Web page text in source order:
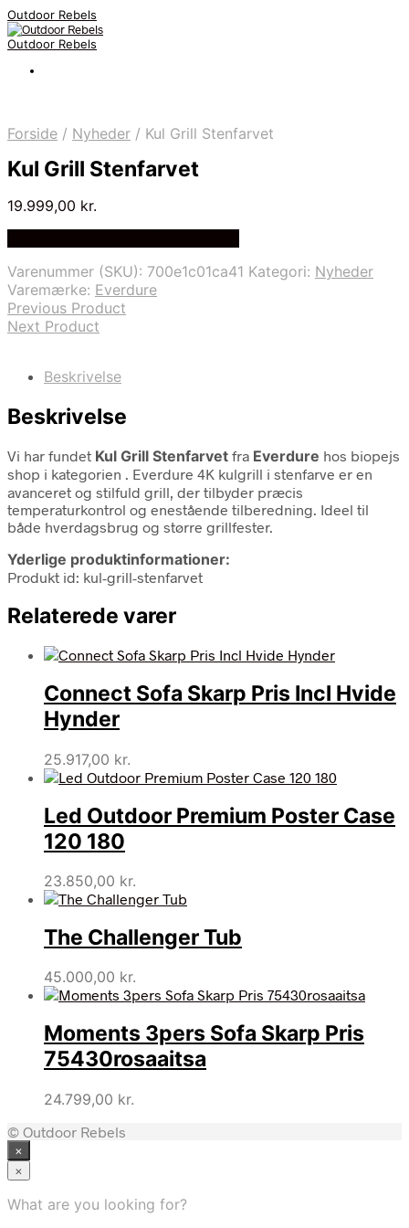
Outdoor Rebels
Outdoor Rebels
Forside / Nyheder / Kul Grill Stenfarvet
Kul Grill Stenfarvet
19.999,00 kr.
Varenummer (SKU): 700e1c01ca41 Kategori: Nyheder
Varemærke: Everdure
Previous Product
Next Product
Beskrivelse
Beskrivelse
Vi har fundet Kul Grill Stenfarvet fra Everdure hos biopejs
shop i kategorien . Everdure 4K kulgrill i stenfarve er en
avanceret og stilfuld grill, der tilbyder præcis
temperaturkontrol og enestående tilberedning. Ideel til
både hverdagsbrug og større grillfester.
Yderlige produktinformationer:
Produkt id: kul-grill-stenfarvet
Relaterede varer
Connect Sofa Skarp Pris Incl Hvide
Hynder
25.917,00 kr.
Led Outdoor Premium Poster Case
120 180
23.850,00 kr.
The Challenger Tub
45.000,00 kr.
Moments 3pers Sofa Skarp Pris
75430rosaaitsa
24.799,00 kr.
© Outdoor Rebels
×
×
What are you looking for?